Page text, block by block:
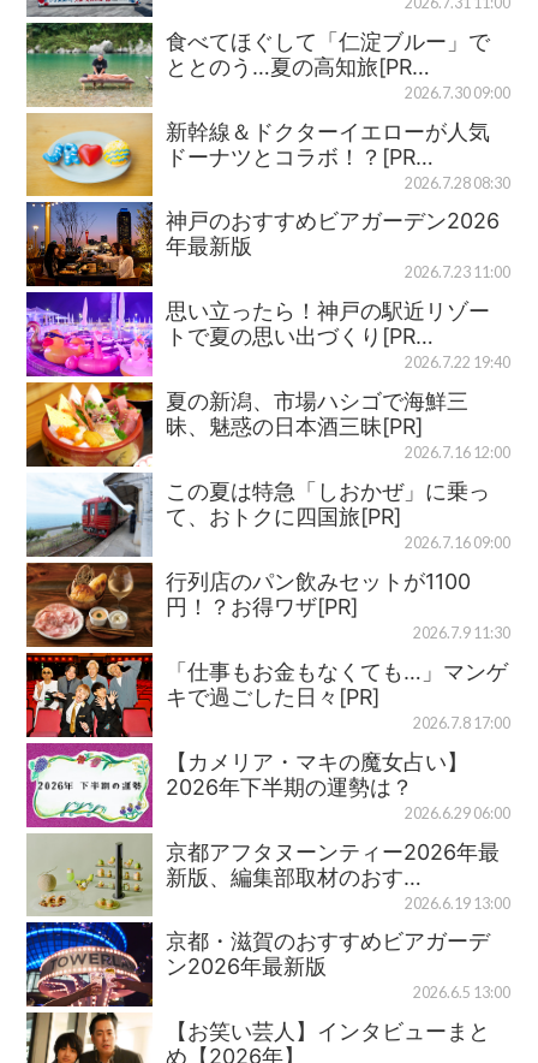
食べてほぐして「仁淀ブルー」で
ととのう…夏の高知旅[PR…
2026.7.30 09:00
新幹線＆ドクターイエローが人気
ドーナツとコラボ！？[PR…
2026.7.28 08:30
神戸のおすすめビアガーデン2026
年最新版
2026.7.23 11:00
思い立ったら！神戸の駅近リゾー
トで夏の思い出づくり[PR…
2026.7.22 19:40
夏の新潟、市場ハシゴで海鮮三
昧、魅惑の日本酒三昧[PR]
2026.7.16 12:00
この夏は特急「しおかぜ」に乗っ
て、おトクに四国旅[PR]
2026.7.16 09:00
行列店のパン飲みセットが1100
円！？お得ワザ[PR]
2026.7.9 11:30
「仕事もお金もなくても…」マンゲ
キで過ごした日々[PR]
2026.7.8 17:00
【カメリア・マキの魔女占い】
2026年下半期の運勢は？
2026.6.29 06:00
京都アフタヌーンティー2026年最
新版、編集部取材のおす…
2026.6.19 13:00
京都・滋賀のおすすめビアガーデ
ン2026年最新版
2026.6.5 13:00
【お笑い芸人】インタビューまと
め【2026年】